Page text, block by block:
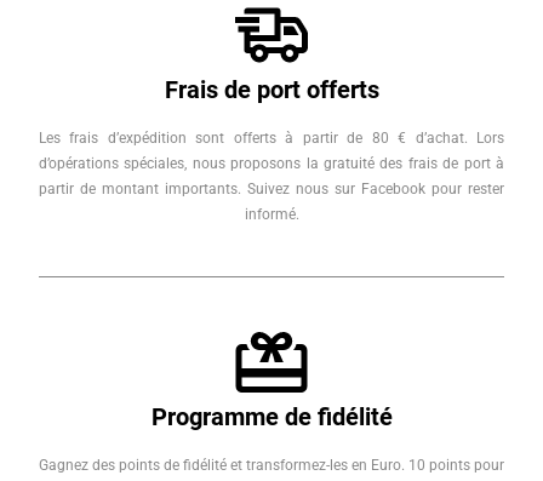
Frais de port offerts
Les frais d’expédition sont offerts à partir de 80 € d’achat. Lors
d’opérations spéciales, nous proposons la gratuité des frais de port à
partir de montant importants. Suivez nous sur Facebook pour rester
informé.
Programme de fidélité
Gagnez des points de fidélité et transformez-les en Euro. 10 points pour